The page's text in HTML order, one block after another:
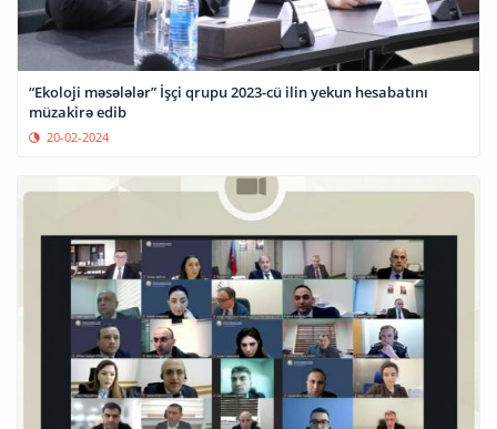
“Ekoloji məsələlər” İşçi qrupu 2023-cü ilin yekun hesabatını
müzakirə edib
20-02-2024